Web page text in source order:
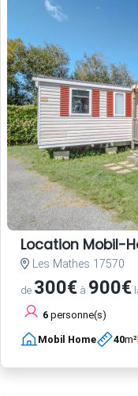
Location Mobil-
Les Mathes 17570
de 300€ à 900€
6 personne(s)
Mobil Home 40m²